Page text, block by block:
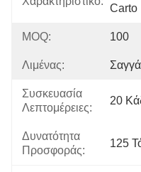
Carto
MOQ: 100
Λιμένας:
Συσκευασία
Λεπτομέρειες:
20
Δυνατότητα
Προσφοράς:
125